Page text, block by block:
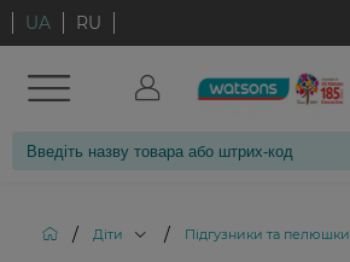
UA RU
/ Діти / Підгузники та пелюшки